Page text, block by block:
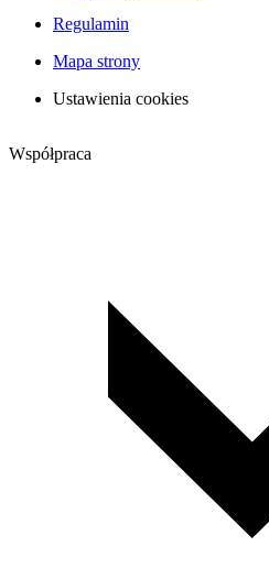
Regulamin
Mapa strony
Ustawienia cookies
Współpraca